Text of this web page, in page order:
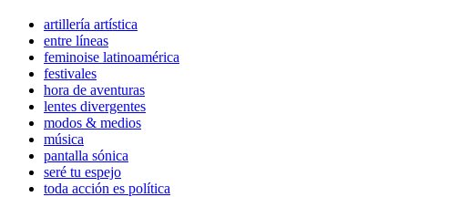
artillería artística
entre líneas
feminoise latinoamérica
festivales
hora de aventuras
lentes divergentes
modos & medios
música
pantalla sónica
seré tu espejo
toda acción es política